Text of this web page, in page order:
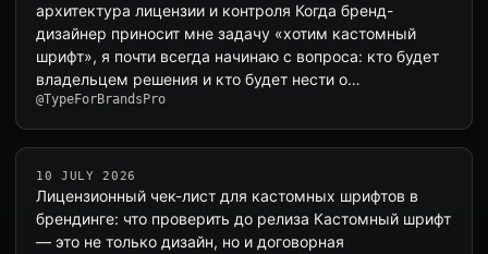
архитектура лицензии и контроля Когда бренд-
дизайнер приносит мне задачу «хотим кастомный
шрифт», я почти всегда начинаю с вопроса: кто будет
владельцем решения и кто будет нести о…
@TypeForBrandsPro
10 JULY 2026
Лицензионный чек-лист для кастомных шрифтов в
брендинге: что проверить до релиза Кастомный шрифт
— это не только дизайн, но и договорная